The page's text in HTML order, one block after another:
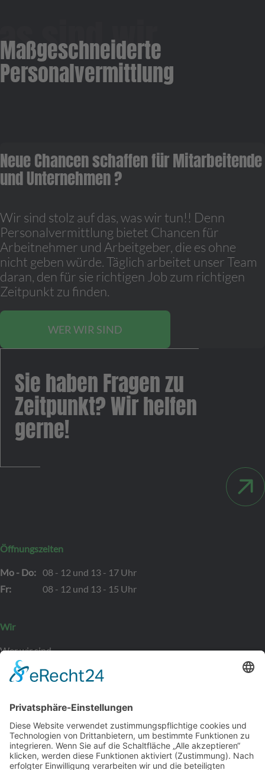
Maßgeschneiderte
Personalvermittlung
Neue Chancen schaffen für Mitarbeitende
und Unternehmen ?
Wir sind stolz auf das, was wir tun!! Denn
Personalvermittlung bietet Chancen für
Arbeitnehmer und Arbeitgeber, die es ohne
nicht geben würde. Täglich arbeitet unser Team
daran, den für sie richtigen Job zum richtigen
Zeitpunkt zu finden.
WER WIR SIND
Sie haben Fragen zu
Zeitpunkt? Wir helfen
gerne!
Öffnungszeiten
Mo - Do: 08 - 12 und 13 - 17 Uhr
Fr:
08 - 12 und 13 - 15 Uhr
Wir
Wer wir sind
Kontakt
Bewerber
Leistungen
Initiativbewerbung